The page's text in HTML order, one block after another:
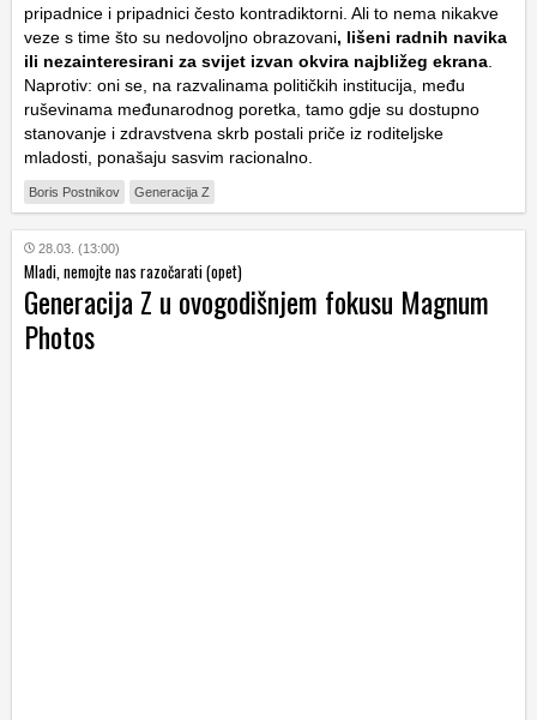
pripadnice i pripadnici često kontradiktorni. Ali to nema nikakve
veze s time što su nedovoljno obrazovani, lišeni radnih navika
ili nezainteresirani za svijet izvan okvira najbližeg ekrana
Naprotiv: oni se, na razvalinama političkih institucija, među
ruševinama međunarodnog poretka, tamo gdje su dostupno
stanovanje i zdravstvena skrb postali priče iz roditeljske
mladosti, ponašaju sasvim racionalno.
Boris Postnikov Generacija Z
28.03. (13:00)
Mladi, nemojte nas razočarati (opet)
Generacija Z u ovogodišnjem fokusu Magnum
Photos